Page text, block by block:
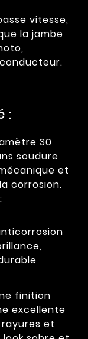
vitesse,
la jambe
:
30
soudure
et
corrosion.
finition
excellente
et